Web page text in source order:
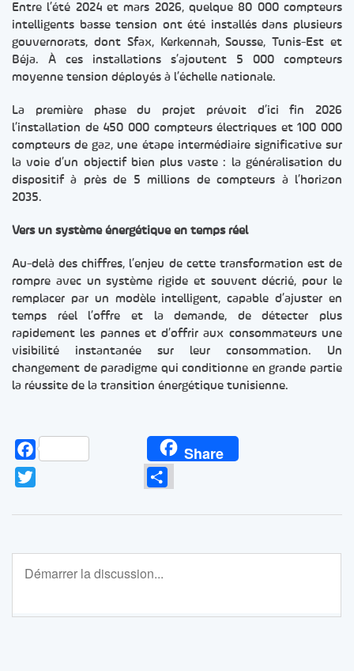
Entre l’été 2024 et mars 2026, quelque 80 000 compteurs
intelligents basse tension ont été installés dans plusieurs
gouvernorats, dont Sfax, Kerkennah, Sousse, Tunis-Est et
Béja. À ces installations s’ajoutent 5 000 compteurs
moyenne tension déployés à l’échelle nationale.
La première phase du projet prévoit d’ici fin 2026
l’installation de 450 000 compteurs électriques et 100 000
compteurs de gaz, une étape intermédiaire significative sur
la voie d’un objectif bien plus vaste : la généralisation du
dispositif à près de 5 millions de compteurs à l’horizon
2035.
Vers un système énergétique en temps réel
Au-delà des chiffres, l’enjeu de cette transformation est de
rompre avec un système rigide et souvent décrié, pour le
remplacer par un modèle intelligent, capable d’ajuster en
temps réel l’offre et la demande, de détecter plus
rapidement les pannes et d’offrir aux consommateurs une
visibilité instantanée sur leur consommation. Un
changement de paradigme qui conditionne en grande partie
la réussite de la transition énergétique tunisienne.
Facebook Share
Partager